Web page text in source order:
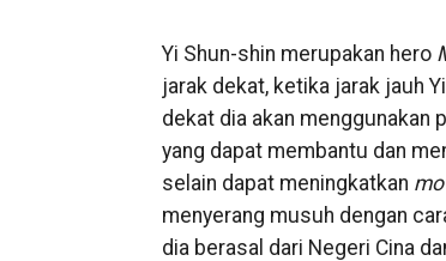
Yi Shun-shin merupakan hero
jarak dekat, ketika jarak jauh
dekat dia akan menggunakan
yang dapat membantu dan
selain dapat meningkatkan
menyerang musuh dengan
dia berasal dari Negeri Cina